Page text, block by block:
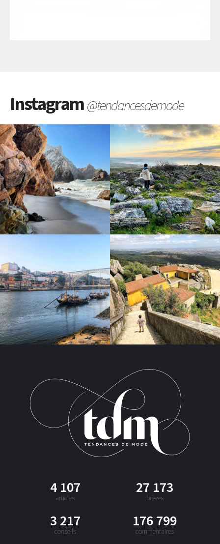
Instagram@tendancesdemode
4 107
articles
27 173
brèves
3 217
conseils
176 799
commentaires